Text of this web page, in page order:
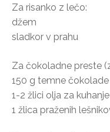
Za risanko z lečo:
džem
sladkor v prahu
Za čokoladne preste
150 g temne čokolade
1-2 žlici olja za kuhanje
1 žlica praženih